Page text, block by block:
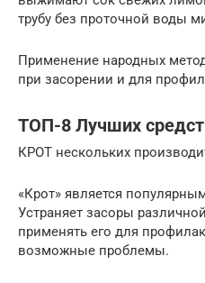
трубу без проточной воды
Применение народных
при засорении и для
ТОП-8 Лучших
КРОТ нескольких
«Крот» является
Устраняет засоры
применять его для
возможные проблемы.